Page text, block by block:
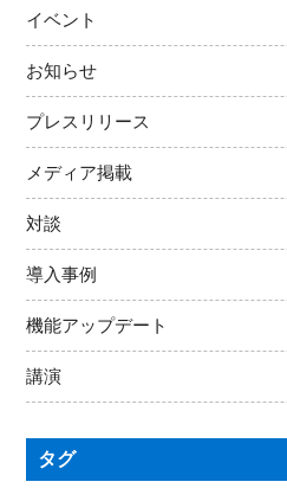
イベント
お知らせ
プレスリリース
メディア掲載
対談
導入事例
機能アップデート
講演
タグ